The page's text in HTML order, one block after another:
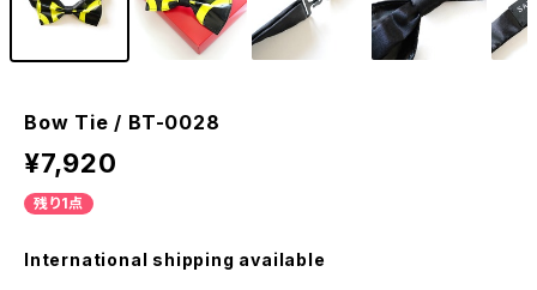
Bow Tie / BT-0028
¥7,920
残り1点
International shipping available